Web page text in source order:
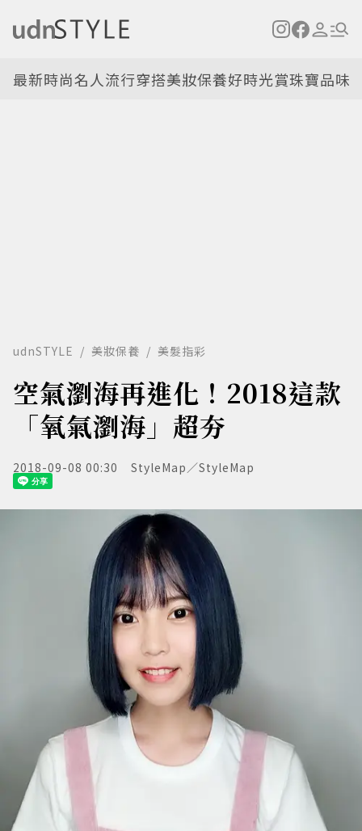
最新時尚名人流行穿搭美妝保養好時光賞珠寶品味
udnSTYLE 美妝保養 美髮指彩
空氣瀏海再進化！2018這款
「氧氣瀏海」超夯
2018-09-08 00:30 StyleMap／StyleMap